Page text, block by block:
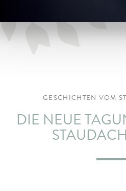
GESCHICHTEN VOM
DIE NEUE